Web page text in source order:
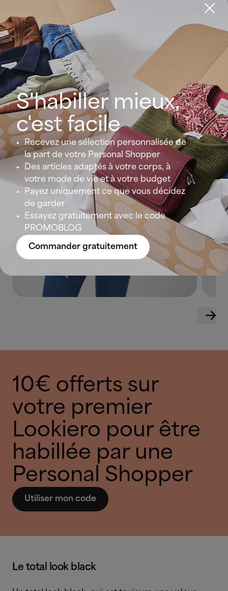
plus d’être tendance cette saison, ajoute
une touche pop plus flatteuse au look.
10€ offerts sur
votre premier
Lookiero pour être
habillée par une
Personal Shopper
Utiliser mon code
Le total look black
S'habiller mieux,
c'est facile
Recevez une sélection personnalisée de
la part de votre Personal Shopper
Des articles adaptés à votre corps, à
votre mode de vie et à votre budget
Payez uniquement ce que vous décidez
de garder
Essayez gratuitement avec le code
PROMOBLOG
Commander gratuitement